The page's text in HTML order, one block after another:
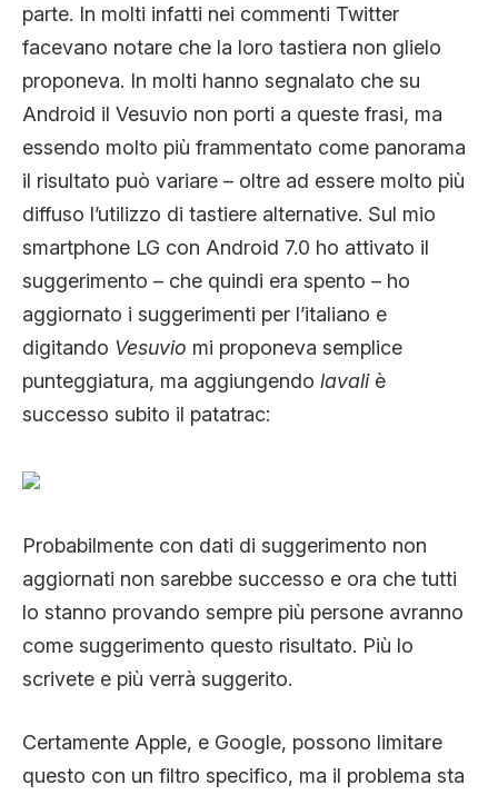
parte. In molti infatti nei commenti Twitter
facevano notare che la loro tastiera non glielo
proponeva. In molti hanno segnalato che su
Android il Vesuvio non porti a queste frasi, ma
essendo molto più frammentato come panorama
il risultato può variare – oltre ad essere molto più
diffuso l’utilizzo di tastiere alternative. Sul mio
smartphone LG con Android 7.0 ho attivato il
suggerimento – che quindi era spento – ho
aggiornato i suggerimenti per l’italiano e
digitando Vesuvio mi proponeva semplice
punteggiatura, ma aggiungendo lavaliè
successo subito il patatrac:
Probabilmente con dati di suggerimento non
aggiornati non sarebbe successo e ora che tutti
lo stanno provando sempre più persone avranno
come suggerimento questo risultato. Più lo
scrivete e più verrà suggerito.
Certamente Apple, e Google, possono limitare
questo con un filtro specifico, ma il problema sta